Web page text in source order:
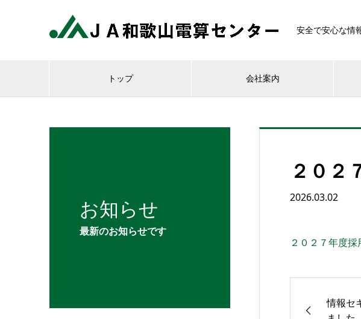
安全で安心な情
トップ 会社案内
お知らせ
最新のお知らせです
２０２
2026.03.02
２０２７年度
情報セ